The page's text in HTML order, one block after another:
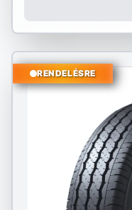
RENDELÉSRE